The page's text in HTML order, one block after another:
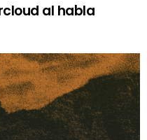
al habla